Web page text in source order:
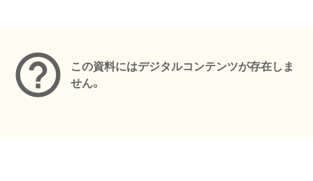
この資料にはデジタルコンテンツが存在しま
せん。